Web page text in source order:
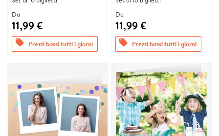
Da
11,99 €
offers Prezzi bassi tutti i giorni
Da
11,99 €
offers Prezzi bassi tutti i giorni